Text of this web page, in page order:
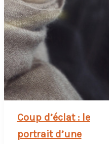
Coup d’éclat : le
portrait d’une